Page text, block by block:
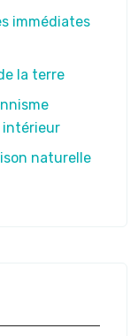
immédiates
la terre
intérieur
naturelle